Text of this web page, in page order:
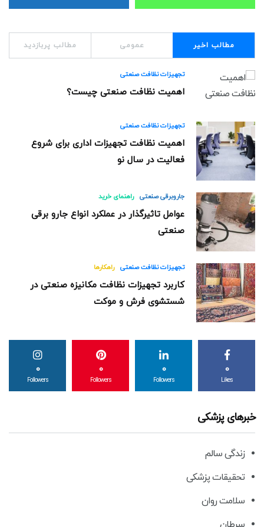
مطالب اخیر عمومی مطالب پربازدید
تجهیزات نظافت صنعتی
اهمیت نظافت صنعتی چیست؟
تجهیزات نظافت صنعتی
اهمیت نظافت تجهیزات اداری برای شروع
فعالیت در سال نو
جاروبرقی صنعتی راهنمای خرید
عوامل تاثیرگذار در عملکرد انواع جارو برقی
صنعتی
تجهیزات نظافت صنعتی راهکارها
کاربرد تجهیزات نظافت مکانیزه صنعتی در
شستشوی فرش و موکت
0
Likes
0
Followers
0
Followers
0
Followers
خبرهای پزشکی
زندگی سالم
تحقیقات پزشکی
سلامت روان